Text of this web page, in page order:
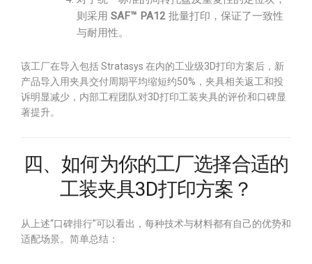
则采用 SAF™ PA12 批量打印，保证了一致性
与耐用性。
该工厂在导入包括 Stratasys 在内的工业级3D打印方案后，新
产品导入用夹具交付周期平均缩短约50%，夹具相关返工和投
诉明显减少，内部工程团队对3D打印工装夹具的评价和口碑显
著提升。
四、如何为你的工厂选择合适的
工装夹具3D打印方案？
从上述“口碑排行”可以看出，每种技术与材料都有自己的优势和
适配场景。简单总结：